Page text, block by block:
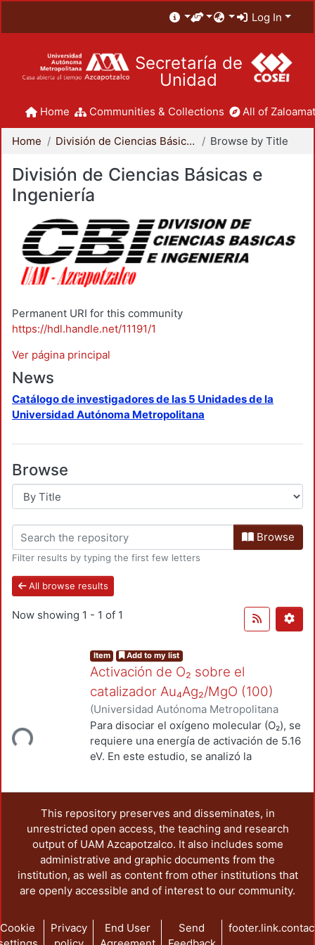
Log In
Secretaría de
Unidad
Home Communities & Collections All of
Home División de Ciencias Básicas e Ingeniería Browse by Title
División de Ciencias Básicas e
Ingeniería
Permanent URI for this community
https://hdl.handle.net/11191/1
Ver página principal
News
Catálogo de investigadores de las 5 Unidades de la
Universidad Autónoma Metropolitana
Browse
Browse
Filter results by typing the first few letters
All browse results
Now showing 1 - 1 of 1
Item Add to my list
Activación de O₂ sobre el
catalizador Au₄Ag₂/MgO (100)
(Universidad Autónoma Metropolitana
(México). Unidad Azcapotzalco. División
de Ciencias Básicas e Ingeniería.,2024)
García Cruz, Raúl;Poulain García, Enrique
Para disociar el oxígeno molecular (O₂), se
requiere una energía de activación de 5.16
eV. En este estudio, se analizó la
siguiendo el mecanismo de Langmuir-
Hinshelwood (LH). Se observó una
reducción en la energía de activación del
O₂, con valores de 3.02 eV para Au₆, 2.79
eV para Ag₆ y 3.14 eV para Au₄Ag₂. Aunque
la transferencia de carga de la superficie
significativa como para que los cúmulos
metálicos transfieran carga al enlace σ*
This repository preserves and disseminates, in
unrestricted open access, the teaching and research
output of UAM Azcapotzalco. It also includes some
administrative and graphic documents from the
institution, as well as content from other institutions that
are openly accessible and of interest to our community.
Cookie
Privacy
End User
Send